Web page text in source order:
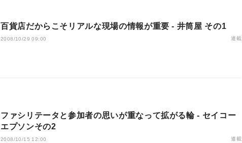
百貨店だからこそリアルな現場の情報が重要 - 井筒屋 その1
2008/10/29 09:00 連載
ファシリテータと参加者の思いが重なって拡がる輪 - セイコー
エプソンその2
2008/10/15 12:00 連載